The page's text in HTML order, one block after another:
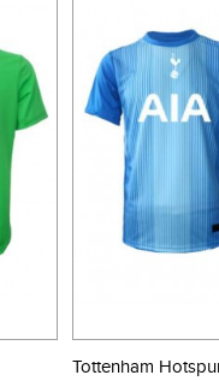
Tottenham